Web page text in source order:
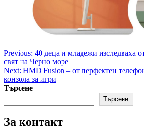
Post
navigation
Previous: 40 деца и младежи изследваха
свят на Черно море
Next: HMD Fusion – от перфектен
конзола за игри
Търсене
Търсене
За контакт